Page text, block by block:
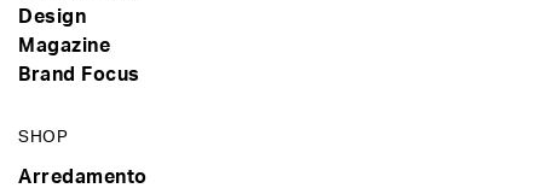
Design
Magazine
Brand Focus
SHOP
Arredamento